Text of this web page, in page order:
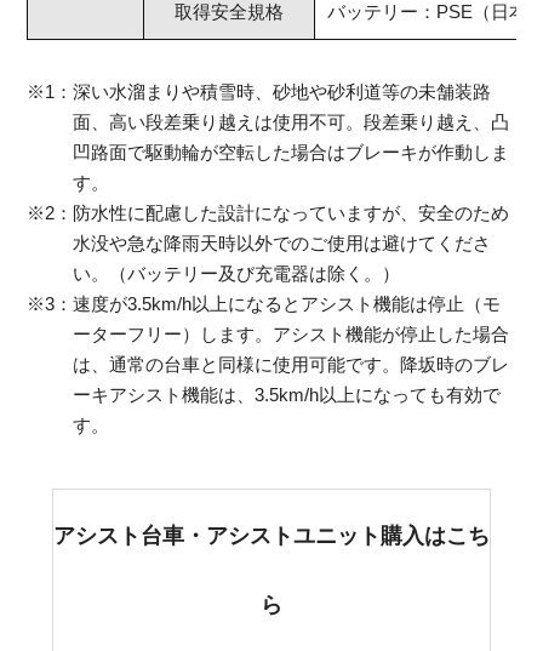
取得安全規格 バッテリー：PSE（日本
※1：深い水溜まりや積雪時、砂地や砂利道等の未舗装路
面、高い段差乗り越えは使用不可。段差乗り越え、凸
凹路面で駆動輪が空転した場合はブレーキが作動しま
す。
※2：防水性に配慮した設計になっていますが、安全のため
水没や急な降雨天時以外でのご使用は避けてくださ
い。（バッテリー及び充電器は除く。）
※3：速度が3.5km/h以上になるとアシスト機能は停止（モ
ーターフリー）します。アシスト機能が停止した場合
は、通常の台車と同様に使用可能です。降坂時のブレ
ーキアシスト機能は、3.5km/h以上になっても有効で
す。
アシスト台車・アシストユニット購入はこち
ら